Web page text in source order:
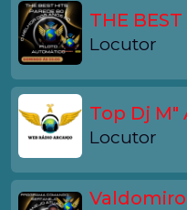
THE
Locutor
Top Dj M"
Locutor